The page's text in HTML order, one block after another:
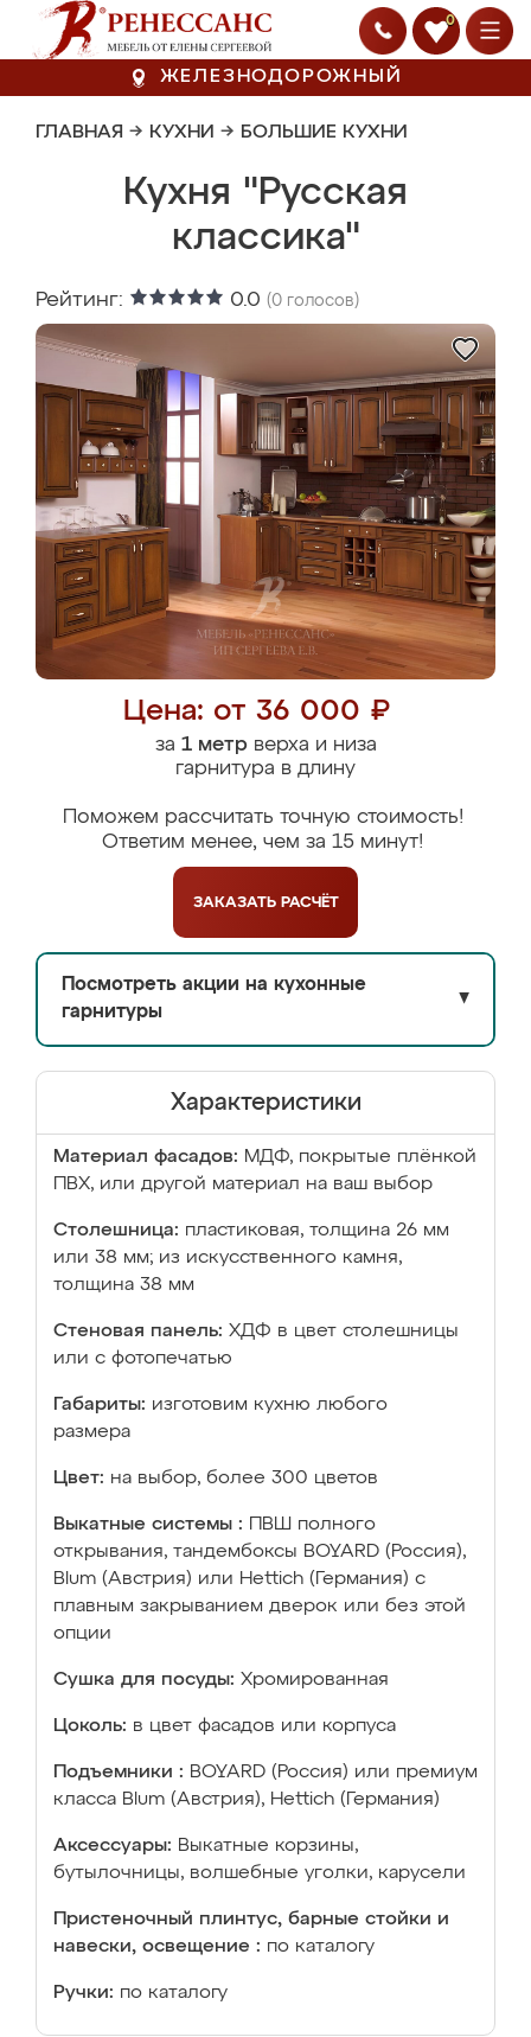
0
ЖЕЛЕЗНОДОРОЖНЫЙ
ГЛАВНАЯ → КУХНИ → БОЛЬШИЕ КУХНИ
Кухня "Русская
классика"
Рейтинг: 0.0 (0 голосов)
Цена: от 36 000 ₽
за 1 метрверха и низа
гарнитура в длину
Поможем рассчитать точную стоимость!
Ответим менее, чем за 15 минут!
ЗАКАЗАТЬ РАСЧЁТ
Посмотреть акции на кухонные
гарнитуры
▼
Характеристики
Материал фасадов: МДФ, покрытые плёнкой
ПВХ, или другой материал на ваш выбор
Столешница: пластиковая, толщина 26 мм
или 38 мм; из искусственного камня,
толщина 38 мм
Стеновая панель: ХДФ в цвет столешницы
или с фотопечатью
Габариты: изготовим кухню любого
размера
Цвет: на выбор, более 300 цветов
Выкатные системы :
ПВШ полного
открывания, тандембоксы BOYARD (Россия),
Blum (Австрия) или Hettich (Германия) с
плавным закрыванием дверок или без этой
опции
Сушка для посуды: Хромированная
Цоколь: в цвет фасадов или корпуса
Подъемники : BOYARD (Россия) или премиум
класса Blum (Австрия), Hettich (Германия)
Аксессуары: Выкатные корзины,
бутылочницы, волшебные уголки, карусели
Пристеночный плинтус, барные стойки и
навески, освещение : по каталогу
Ручки: по каталогу